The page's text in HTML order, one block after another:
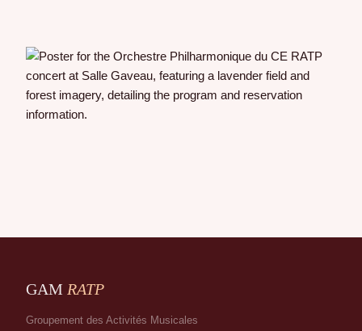
GAM RATP
Groupement des Activités Musicales